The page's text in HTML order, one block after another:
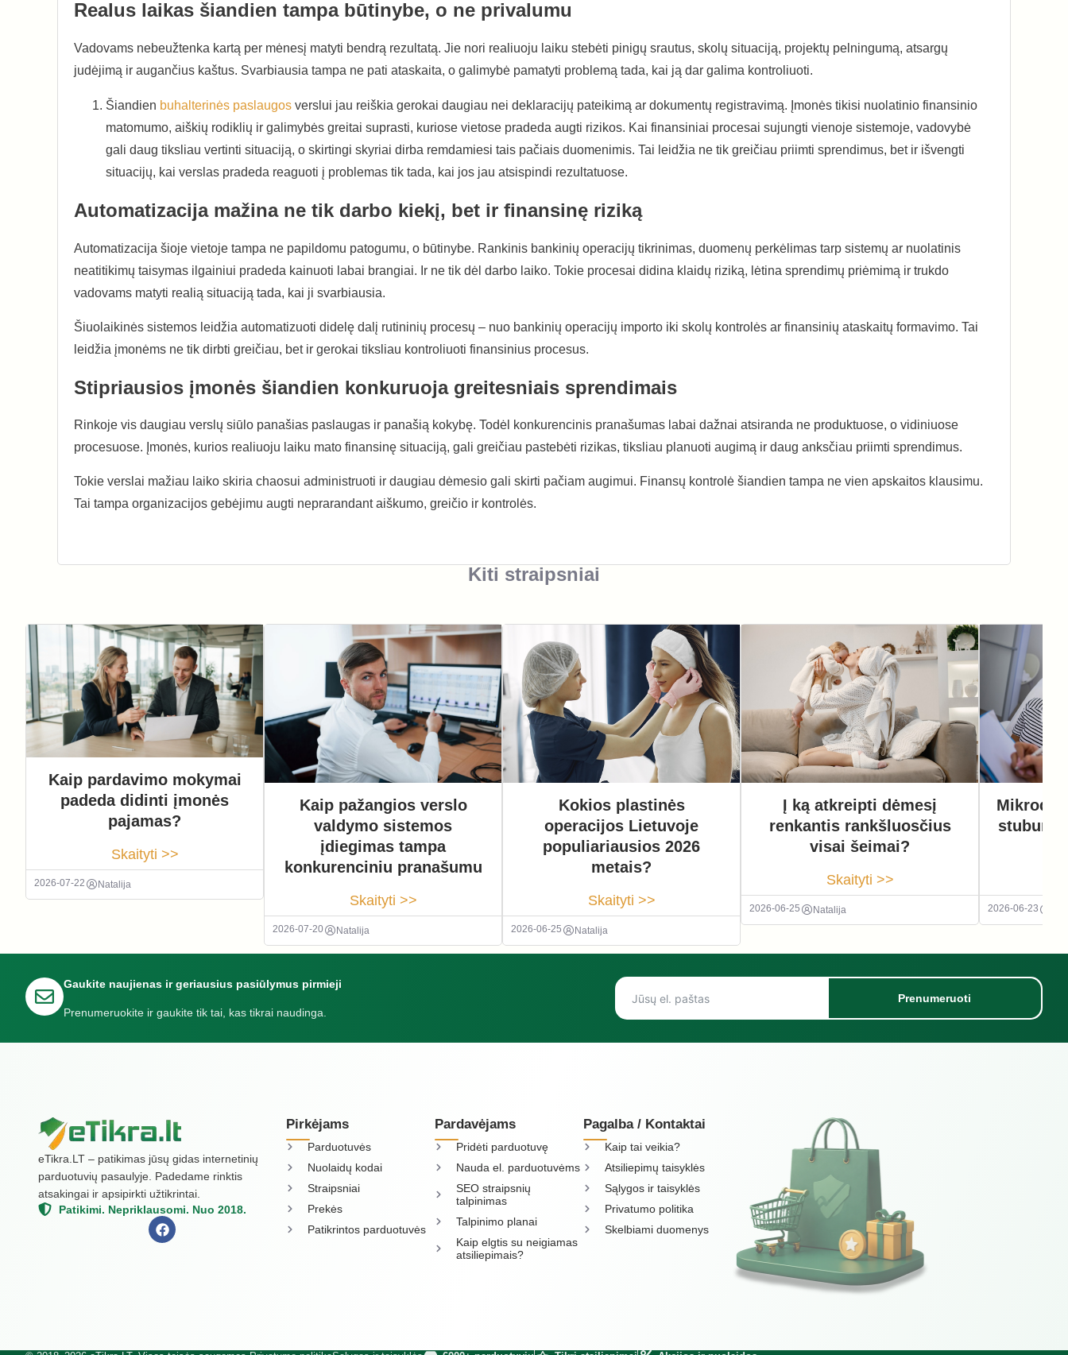
Realus laikas šiandien tampa būtinybe, o ne privalumu
Vadovams nebeužtenka kartą per mėnesį matyti bendrą rezultatą. Jie nori realiuoju laiku stebėti pinigų srautus, skolų situaciją, projektų pelningumą, atsargų
judėjimą ir augančius kaštus. Svarbiausia tampa ne pati ataskaita, o galimybė pamatyti problemą tada, kai ją dar galima kontroliuoti.
Šiandien buhalterinės paslaugos verslui jau reiškia gerokai daugiau nei deklaracijų pateikimą ar dokumentų registravimą. Įmonės tikisi nuolatinio finansinio
matomumo, aiškių rodiklių ir galimybės greitai suprasti, kuriose vietose pradeda augti rizikos. Kai finansiniai procesai sujungti vienoje sistemoje, vadovybė
gali daug tiksliau vertinti situaciją, o skirtingi skyriai dirba remdamiesi tais pačiais duomenimis. Tai leidžia ne tik greičiau priimti sprendimus, bet ir išvengti
situacijų, kai verslas pradeda reaguoti į problemas tik tada, kai jos jau atsispindi rezultatuose.
Automatizacija mažina ne tik darbo kiekį, bet ir finansinę riziką
Automatizacija šioje vietoje tampa ne papildomu patogumu, o būtinybe. Rankinis bankinių operacijų tikrinimas, duomenų perkėlimas tarp sistemų ar nuolatinis
neatitikimų taisymas ilgainiui pradeda kainuoti labai brangiai. Ir ne tik dėl darbo laiko. Tokie procesai didina klaidų riziką, lėtina sprendimų priėmimą ir trukdo
vadovams matyti realią situaciją tada, kai ji svarbiausia.
Šiuolaikinės sistemos leidžia automatizuoti didelę dalį rutininių procesų – nuo bankinių operacijų importo iki skolų kontrolės ar finansinių ataskaitų formavimo. Tai
leidžia įmonėms ne tik dirbti greičiau, bet ir gerokai tiksliau kontroliuoti finansinius procesus.
Stipriausios įmonės šiandien konkuruoja greitesniais sprendimais
Rinkoje vis daugiau verslų siūlo panašias paslaugas ir panašią kokybę. Todėl konkurencinis pranašumas labai dažnai atsiranda ne produktuose, o vidiniuose
procesuose. Įmonės, kurios realiuoju laiku mato finansinę situaciją, gali greičiau pastebėti rizikas, tiksliau planuoti augimą ir daug anksčiau priimti sprendimus.
Tokie verslai mažiau laiko skiria chaosui administruoti ir daugiau dėmesio gali skirti pačiam augimui. Finansų kontrolė šiandien tampa ne vien apskaitos klausimu.
Tai tampa organizacijos gebėjimu augti neprarandant aiškumo, greičio ir kontrolės.
Kiti straipsniai
Kaip pardavimo mokymai
padeda didinti įmonės
pajamas?
Skaityti >>
2026-07-22 Natalija
Kaip pažangios verslo
valdymo sistemos
įdiegimas tampa
konkurenciniu pranašumu
Skaityti >>
2026-07-20 Natalija
Kokios plastinės
operacijos Lietuvoje
populiariausios 2026
metais?
Skaityti >>
2026-06-25 Natalija
Į ką atkreipti dėmesį
renkantis rankšluosčius
visai šeimai?
Skaityti >>
2026-06-25 Natalija
stuburo
2026-06-23
Gaukite naujienas ir geriausius pasiūlymus pirmieji
Prenumeruokite ir gaukite tik tai, kas tikrai naudinga.
Prenumeruoti
eTikra.LT – patikimas jūsų gidas internetinių
parduotuvių pasaulyje. Padedame rinktis
atsakingai ir apsipirkti užtikrintai.
Patikimi. Nepriklausomi. Nuo 2018.
Pirkėjams
Parduotuvės
Nuolaidų kodai
Straipsniai
Prekės
Patikrintos parduotuvės
Pardavėjams
Pridėti parduotuvę
Nauda el. parduotuvėms
SEO straipsnių
talpinimas
Talpinimo planai
Kaip elgtis su neigiamas
atsiliepimais?
Pagalba / Kontaktai
Kaip tai veikia?
Atsiliepimų taisyklės
Sąlygos ir taisyklės
Privatumo politika
Skelbiami duomenys